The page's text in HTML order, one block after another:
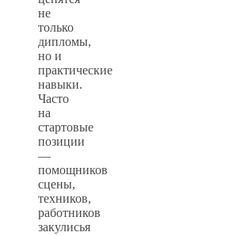
не
только
дипломы,
но и
практические
навыки.
Часто
на
стартовые
позиции
—
помощников
сцены,
техников,
работников
закулисья